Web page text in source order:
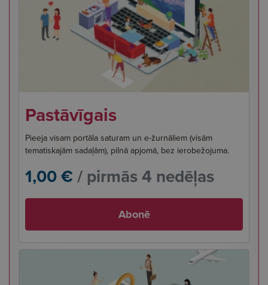
Pastāvīgais
Pieeja visam portāla saturam un e-žurnāliem (visām
tematiskajām sadaļām), pilnā apjomā, bez ierobežojuma.
1,00 €/ pirmās 4 nedēļas
Abonē